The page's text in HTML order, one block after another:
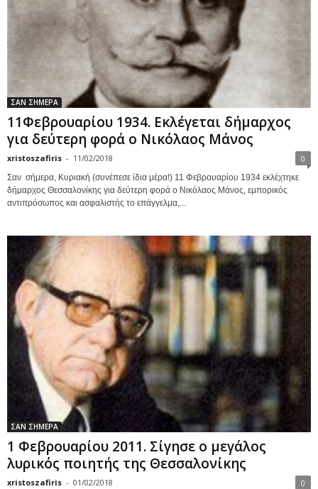
ΣΑΝ ΣΗΜΕΡΑ
11Φεβρουαρίου 1934. Εκλέγεται δήμαρχος
για δεύτερη φορά ο Νικόλαος Μάνος
xristoszafiris - 11/02/2018 0
Σαν σήμερα, Κυριακή (συνέπεσε ίδια μέρα!) 11 Φεβρουαρίου 1934 εκλέχτηκε
δήμαρχος Θεσσαλονίκης για δεύτερη φορά ο Νικόλαος Μάνος, εμπορικός
αντιπρόσωπος και ασφαλιστής το επάγγελμα,...
ΣΑΝ ΣΗΜΕΡΑ
1 Φεβρουαρίου 2011. Σίγησε ο μεγάλος
λυρικός ποιητής της Θεσσαλονίκης
xristoszafiris - 01/02/2018 0